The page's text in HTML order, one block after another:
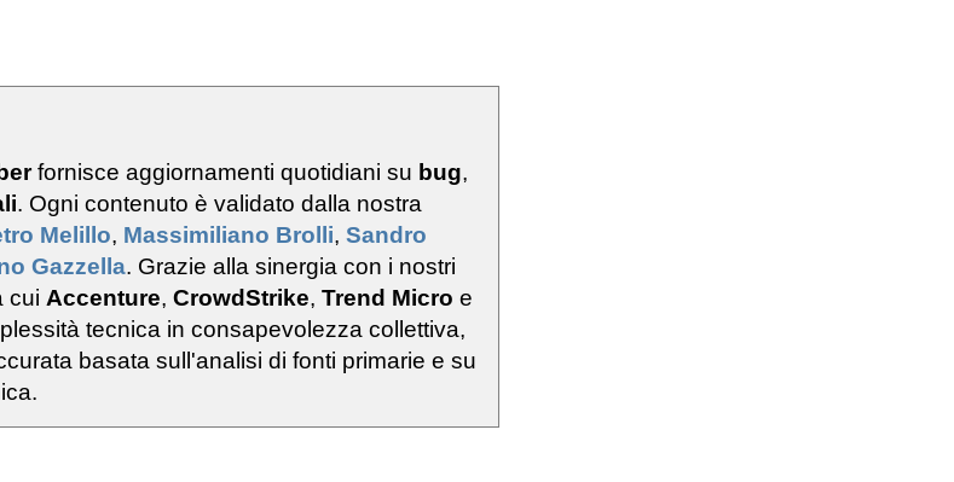
fornisce aggiornamenti quotidiani su bug,
. Ogni contenuto è validato dalla nostra
Melillo, Massimiliano Brolli, Sandro
Gazzella. Grazie alla sinergia con i nostri
cui Accenture, CrowdStrike, Trend Micro e
tecnica in consapevolezza collettiva,
basata sull'analisi di fonti primarie e su